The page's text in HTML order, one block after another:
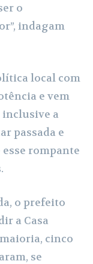
o
indagam
local com
e vem
inclusive a
passada e
rompante
o prefeito
a Casa
cinco
se